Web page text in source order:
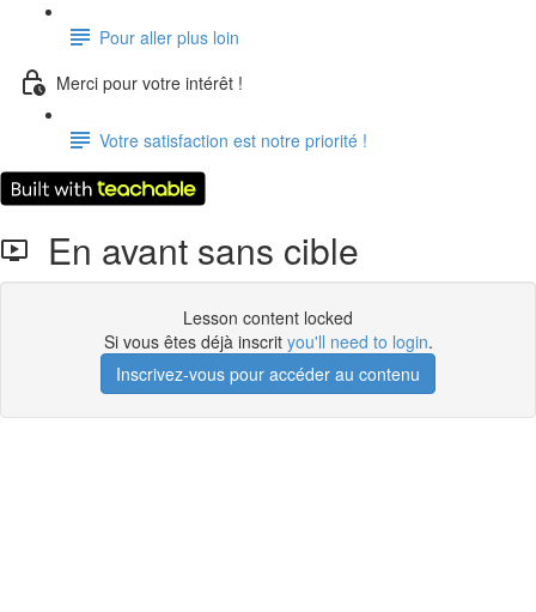
Pour aller plus loin
Merci pour votre intérêt !
Votre satisfaction est notre priorité !
En avant sans cible
Lesson content locked
Si vous êtes déjà inscrit you'll need to login.
Inscrivez-vous pour accéder au contenu